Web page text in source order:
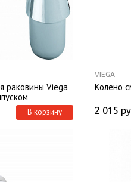
раковины Viega
В корзину
VIEGA
Колено
2 015